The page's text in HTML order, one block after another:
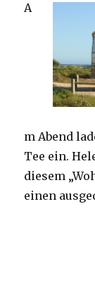
A
m Abend
Tee ein.
diesem
einen